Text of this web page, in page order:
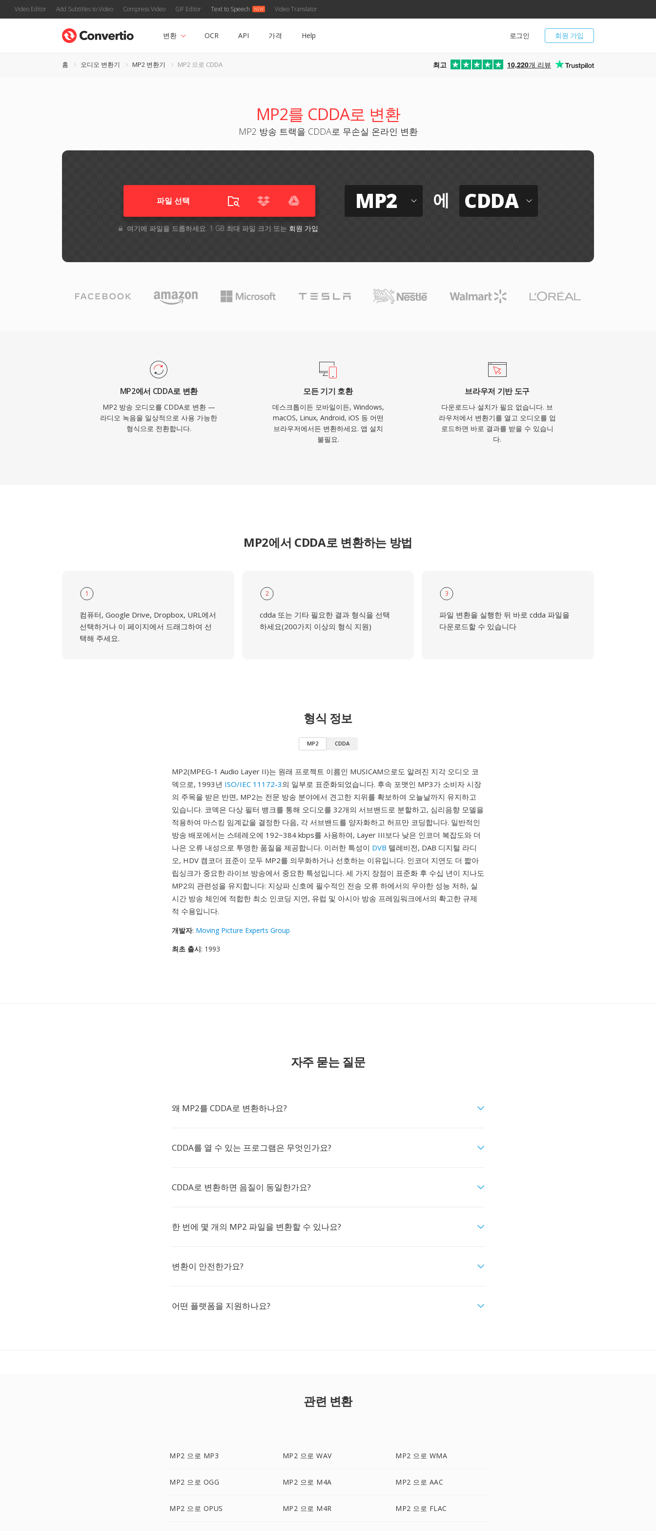
Video Editor Add Subtitles to Video Compress Video GIF Editor Text to Speech Video Translator
회원 가입
로그인
변환 OCR API 가격 Help
홈 오디오 변환기 MP2 변환기 MP2 으로 CDDA 최고 10,220개 리뷰
MP2를 CDDA로 변환
MP2 방송 트랙을 CDDA로 무손실 온라인 변환
파일 선택
여기에 파일을 드롭하세요. 1 GB 최대 파일 크기 또는 회원 가입
MP2 에 CDDA
MP2에서 CDDA로 변환
MP2 방송 오디오를 CDDA로 변환 —
라디오 녹음을 일상적으로 사용 가능한
형식으로 전환합니다.
모든 기기 호환
데스크톱이든 모바일이든, Windows,
macOS, Linux, Android, iOS 등 어떤
브라우저에서든 변환하세요. 앱 설치
불필요.
브라우저 기반 도구
다운로드나 설치가 필요 없습니다. 브
라우저에서 변환기를 열고 오디오를 업
로드하면 바로 결과를 받을 수 있습니
다.
MP2에서 CDDA로 변환하는 방법
1
컴퓨터, Google Drive, Dropbox, URL에서
선택하거나 이 페이지에서 드래그하여 선
택해 주세요.
2
cdda 또는 기타 필요한 결과 형식을 선택
하세요(200가지 이상의 형식 지원)
3
파일 변환을 실행한 뒤 바로 cdda 파일을
다운로드할 수 있습니다
형식 정보
MP2 CDDA
MP2(MPEG-1 Audio Layer II)는 원래 프로젝트 이름인 MUSICAM으로도 알려진 지각 오디오 코
덱으로, 1993년 ISO/IEC 11172-3의 일부로 표준화되었습니다. 후속 포맷인 MP3가 소비자 시장
의 주목을 받은 반면, MP2는 전문 방송 분야에서 견고한 지위를 확보하여 오늘날까지 유지하고
있습니다. 코덱은 다상 필터 뱅크를 통해 오디오를 32개의 서브밴드로 분할하고, 심리음향 모델을
적용하여 마스킹 임계값을 결정한 다음, 각 서브밴드를 양자화하고 허프만 코딩합니다. 일반적인
방송 배포에서는 스테레오에 192~384 kbps를 사용하여, Layer III보다 낮은 인코더 복잡도와 더
나은 오류 내성으로 투명한 품질을 제공합니다. 이러한 특성이 DVB 텔레비전, DAB 디지털 라디
오, HDV 캠코더 표준이 모두 MP2를 의무화하거나 선호하는 이유입니다. 인코더 지연도 더 짧아
립싱크가 중요한 라이브 방송에서 중요한 특성입니다. 세 가지 장점이 표준화 후 수십 년이 지나도
MP2의 관련성을 유지합니다: 지상파 신호에 필수적인 전송 오류 하에서의 우아한 성능 저하, 실
시간 방송 체인에 적합한 최소 인코딩 지연, 유럽 및 아시아 방송 프레임워크에서의 확고한 규제
적 수용입니다.
개발자: Moving Picture Experts Group
최초 출시: 1993
자주 묻는 질문
왜 MP2를 CDDA로 변환하나요?
CDDA를 열 수 있는 프로그램은 무엇인가요?
CDDA로 변환하면 음질이 동일한가요?
한 번에 몇 개의 MP2 파일을 변환할 수 있나요?
변환이 안전한가요?
어떤 플랫폼을 지원하나요?
관련 변환
MP2 으로 MP3 MP2 으로 WAV MP2 으로 WMA
MP2 으로 OGG MP2 으로 M4A MP2 으로 AAC
MP2 으로 OPUS MP2 으로 M4R MP2 으로 FLAC